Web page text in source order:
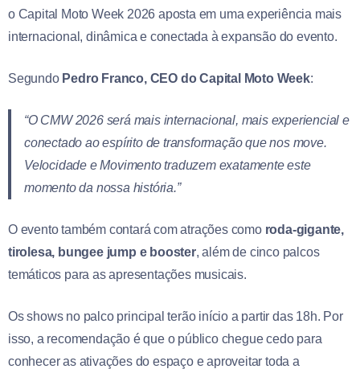
o Capital Moto Week 2026 aposta em uma experiência mais
internacional, dinâmica e conectada à expansão do evento.
Segundo Pedro Franco, CEO do Capital Moto Week:
“O CMW 2026 será mais internacional, mais experiencial e
conectado ao espírito de transformação que nos move.
Velocidade e Movimento traduzem exatamente este
momento da nossa história.”
O evento também contará com atrações como roda-gigante,
tirolesa, bungee jump e booster, além de cinco palcos
temáticos para as apresentações musicais.
Os shows no palco principal terão início a partir das 18h. Por
isso, a recomendação é que o público chegue cedo para
conhecer as ativações do espaço e aproveitar toda a